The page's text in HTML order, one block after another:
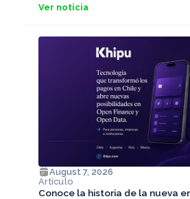
Ver noticia
August 7, 2026
Artículo
Conoce la historia de la nueva